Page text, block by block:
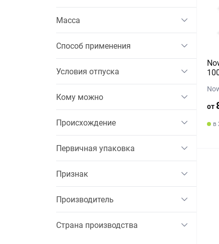
Масса
Способ применения
Условия отпуска
Кому можно
Происхождение
Первичная упаковка
Признак
Производитель
Страна производства
от
в